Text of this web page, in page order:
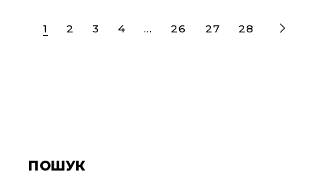
1 2 3 4 … 26 27 28
ПОШУК